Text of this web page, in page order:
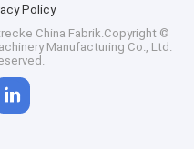
Policy
China Fabrik.Copyright ©
Manufacturing Co., Ltd.